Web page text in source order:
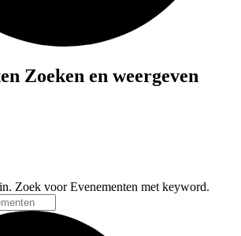
Zoeken en weergeven
Zoek voor Evenementen met keyword.